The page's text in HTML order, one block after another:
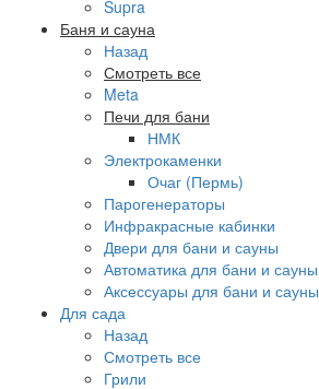
Supra
Баня и сауна
Назад
Смотреть все
Meta
Печи для бани
НМК
Электрокаменки
Очаг (Пермь)
Парогенераторы
Инфракрасные кабинки
Двери для бани и сауны
Автоматика для бани и сауны
Аксессуары для бани и сауны
Для сада
Назад
Смотреть все
Грили